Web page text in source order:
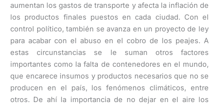
aumentan los gastos de transporte y afecta la inflación de
los productos finales puestos en cada ciudad. Con el
control político, también se avanza en un proyecto de ley
para acabar con el abuso en el cobro de los peajes. A
estas circunstancias se le suman otros factores
importantes como la falta de contenedores en el mundo,
que encarece insumos y productos necesarios que no se
producen en el país, los fenómenos climáticos, entre
otros. De ahí la importancia de no dejar en el aire los